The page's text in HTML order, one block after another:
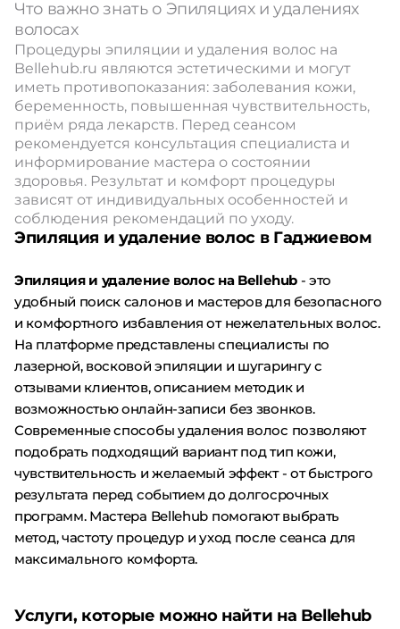
Что важно знать о Эпиляциях и удалениях
волосах
Процедуры эпиляции и удаления волос на
Bellehub.ru являются эстетическими и могут
иметь противопоказания: заболевания кожи,
беременность, повышенная чувствительность,
приём ряда лекарств. Перед сеансом
рекомендуется консультация специалиста и
информирование мастера о состоянии
здоровья. Результат и комфорт процедуры
зависят от индивидуальных особенностей и
соблюдения рекомендаций по уходу.
Эпиляция и удаление волос в Гаджиевом
Эпиляция и удаление волос на Bellehub- это
удобный поиск салонов и мастеров для безопасного
и комфортного избавления от нежелательных волос.
На платформе представлены специалисты по
лазерной, восковой эпиляции и шугарингу с
отзывами клиентов, описанием методик и
возможностью онлайн-записи без звонков.
Современные способы удаления волос позволяют
подобрать подходящий вариант под тип кожи,
чувствительность и желаемый эффект - от быстрого
результата перед событием до долгосрочных
программ. Мастера Bellehub помогают выбрать
метод, частоту процедур и уход после сеанса для
максимального комфорта.
Услуги, которые можно найти на Bellehub